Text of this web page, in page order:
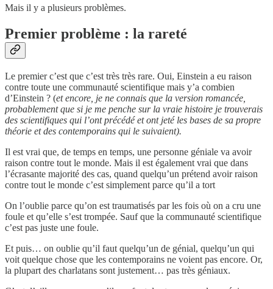
Mais il y a plusieurs problèmes.
Premier problème : la rareté
Le premier c’est que c’est très très rare. Oui, Einstein a eu raison
contre toute une communauté scientifique mais y’a combien
d’Einstein ? (et encore, je ne connais que la version romancée,
probablement que si je me penche sur la vraie histoire je trouverais
des scientifiques qui l’ont précédé et ont jeté les bases de sa propre
théorie et des contemporains qui le suivaient).
Il est vrai que, de temps en temps, une personne géniale va avoir
raison contre tout le monde. Mais il est également vrai que dans
l’écrasante majorité des cas, quand quelqu’un prétend avoir raison
contre tout le monde c’est simplement parce qu’il a tort
On l’oublie parce qu’on est traumatisés par les fois où on a cru une
foule et qu’elle s’est trompée. Sauf que la communauté scientifique
c’est pas juste une foule.
Et puis… on oublie qu’il faut quelqu’un de génial, quelqu’un qui
voit quelque chose que les contemporains ne voient pas encore. Or,
la plupart des charlatans sont justement… pas très géniaux.